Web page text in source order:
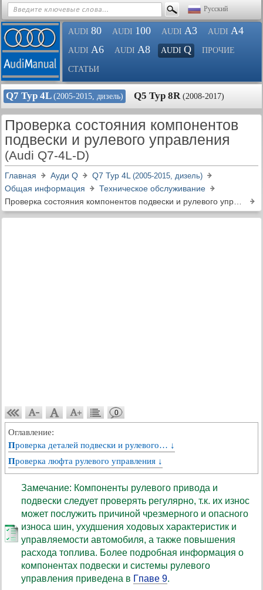
Русский
AUDI 80 AUDI 100 AUDI A3 AUDI A4
AUDI A6 AUDI A8 AUDI Q ПРОЧИЕ
СТАТЬИ
Q7 Typ 4L (2005-2015, дизель) Q5 Typ 8R (2008-2017)
Проверка состояния компонентов
подвески и рулевого управления
(Audi Q7-4L-D)
Главная Ауди Q Q7 Typ 4L (2005-2015, дизель)
Общая информация
Техническое обслуживание
0
Оглавление:
Проверка деталей подвески и рулевого… ↓
Проверка люфта рулевого управления ↓
Замечание: Компоненты рулевого привода и
подвески следует проверять регулярно, т.к. их износ
может послужить причиной чрезмерного и опасного
износа шин, ухудшения ходовых характеристик и
управляемости автомобиля, а также повышения
расхода топлива. Более подробная информация о
компонентах подвески и системы рулевого
управления приведена в Гпаве 9.